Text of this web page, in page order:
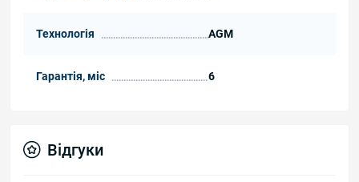
Технологія AGM
Гарантія, міс 6
Відгуки